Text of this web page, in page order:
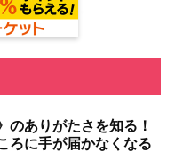
のありがたさを知る！
ろに手が届かなくなる